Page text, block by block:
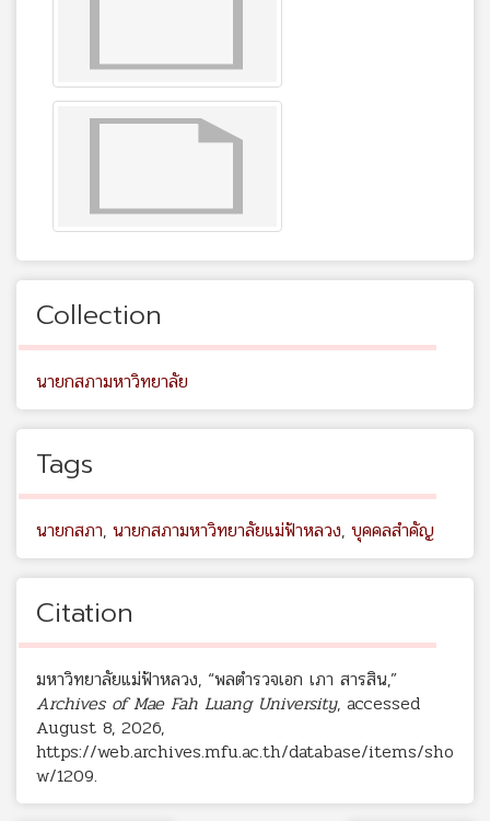
Collection
นายกสภามหาวิทยาลัย
Tags
นายกสภา, นายกสภามหาวิทยาลัยแม่ฟ้าหลวง, บุคคลสำคัญ
Citation
มหาวิทยาลัยแม่ฟ้าหลวง, “พลตำรวจเอก เภา สารสิน,”
Archives of Mae Fah Luang University, accessed
August 8, 2026,
https://web.archives.mfu.ac.th/database/items/sho
w/1209.